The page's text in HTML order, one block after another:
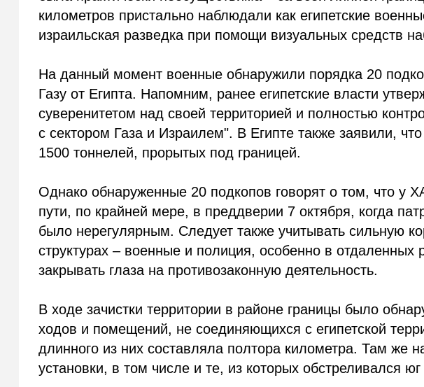
километров пристально наблюдали как египетские
израильская разведка при помощи визуальных средств
На данный момент военные обнаружили порядка 20
Газу от Египта. Напомним, ранее египетские власти
суверенитетом над своей территорией и полностью
с сектором Газа и Израилем". В Египте также заявили,
1500 тоннелей, прорытых под границей.
Однако обнаруженные 20 подкопов говорят о том, что у
пути, по крайней мере, в преддверии 7 октября, когда
было нерегулярным. Следует также учитывать сильную
структурах – военные и полиция, особенно в отдаленных
закрывать глаза на противозаконную деятельность.
В ходе зачистки территории в районе границы было
ходов и помещений, не соединяющихся с египетской
длинного из них составляла полтора километра. Там же
установки, в том числе и те, из которых обстреливался юг